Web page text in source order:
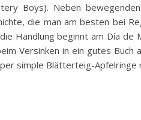
Boys). Neben
die man am besten bei
Handlung beginnt am Día
Versinken in ein gutes Buch
simple Blätterteig-Apfelringe